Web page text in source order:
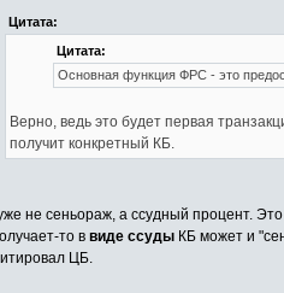
Цитата:
Цитата:
Основная функция ФРС - это
Верно, ведь это будет первая
получит конкретный КБ.
не сеньораж, а ссудный процент.
то в виде ссуды КБ может и
ЦБ.